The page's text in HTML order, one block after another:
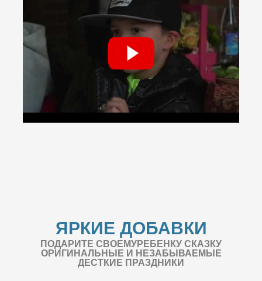
ЯРКИЕ ДОБАВКИ
ПОДАРИТЕ СВОЕМУРЕБЕНКУ СКАЗКУ
ОРИГИНАЛЬНЫЕ И НЕЗАБЫВАЕМЫЕ
ДЕСТКИЕ ПРАЗДНИКИ